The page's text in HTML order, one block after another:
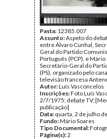
Pasta: 12385.007
Assunto:Aspeto do
entre Álvaro Cunhal,
Geral do Partido
Português (PCP), e Mário
Secretário-Geral do
(PS), organizado pelo
televisão francesa
Autor:Luís Vasconcelos
Inscrições:Foto Luís
2/7/1975; debate TV;
publicação]
Data: quarta, 2 de julho
Fundo:Mário Soares
Tipo Documental:
Página(s):2